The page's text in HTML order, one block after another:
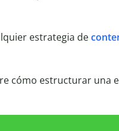
estrategia de
cómo estructurar una